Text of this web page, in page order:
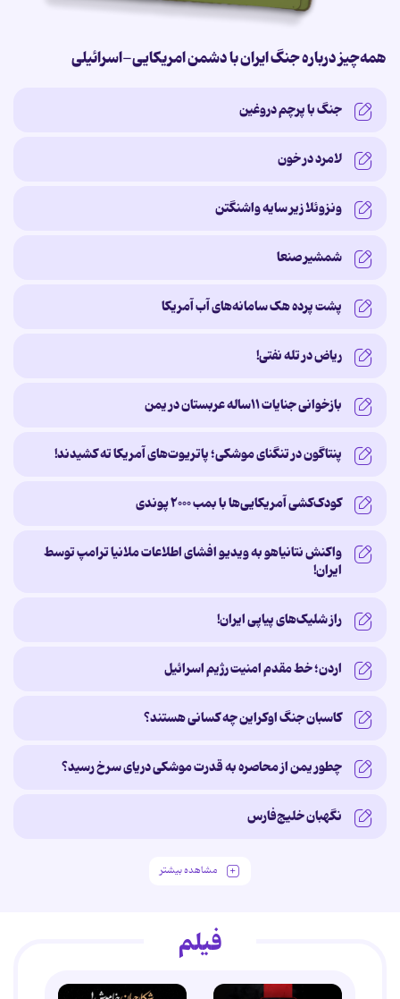
همه‌چیز درباره جنگ ایران با دشمن امریکایی-اسرائیلی
جنگ با پرچم دروغین
لامرد در خون
ونزوئلا زیر سایه‌ واشنگتن
شمشیر صنعا
پشت پرده‌ هک سامانه‌های آب آمریکا
ریاض در تله نفتی!
بازخوانی جنایات ۱۱ساله‌ عربستان در یمن
پنتاگون در تنگنای موشکی؛ پاتریوت‌های آمریکا ته کشیدند!
کودک‌کشی آمریکایی‌ها با بمب ۲۰۰۰ پوندی
واکنش نتانیاهو به ویدیو افشای اطلاعات ملانیا ترامپ توسط
ایران!
راز شلیک‌های پیاپی ایران!
اردن؛ خط مقدم امنیت رژیم اسرائیل
کاسبان جنگ اوکراین چه کسانی هستند؟ ‌
چطور یمن از محاصره به قدرت موشکی دریای سرخ رسید؟
نگهبان خلیج‌فارس
مشاهده بیشتر
فیلم